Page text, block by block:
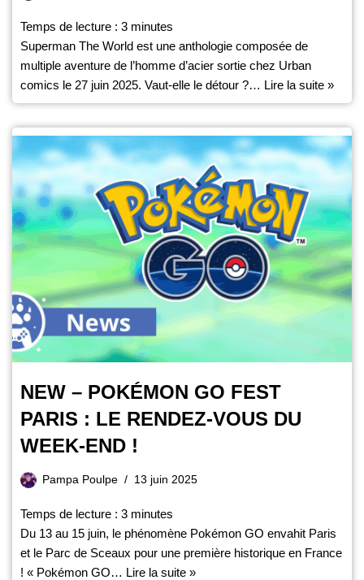
Temps de lecture : 3 minutes
Superman The World est une anthologie composée de
multiple aventure de l’homme d’acier sortie chez Urban
comics le 27 juin 2025. Vaut-elle le détour ?… Lire la suite »
NEW – POKÉMON GO FEST
PARIS : LE RENDEZ-VOUS DU
WEEK-END !
Pampa Poulpe 13 juin 2025
Temps de lecture : 3 minutes
Du 13 au 15 juin, le phénomène Pokémon GO envahit Paris
et le Parc de Sceaux pour une première historique en France
! « Pokémon GO… Lire la suite »